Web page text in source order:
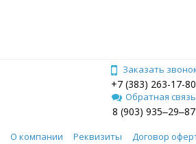
Заказать
+7 (383) 263-17-80
Обратная связь
8 (903) 935‒29‒87
О компании Реквизиты
Договор